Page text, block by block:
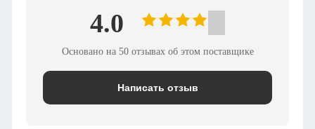
4.0
Основано на 50 отзывах об этом поставщике
Написать отзыв